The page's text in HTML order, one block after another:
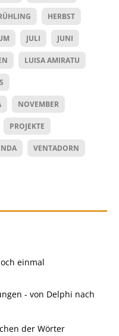
HERBST
JULI JUNI
LUISA AMIRATU
NOVEMBER
PROJEKTE
VENTADORN
einmal
- von Delphi nach
der Wörter